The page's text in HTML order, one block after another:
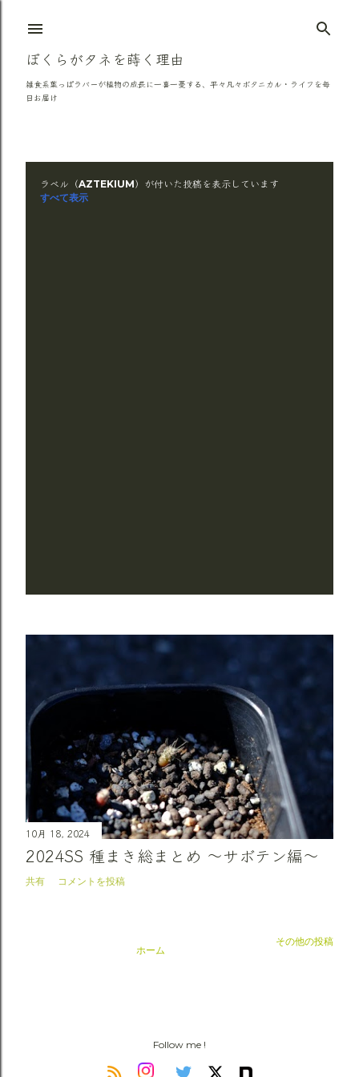
スキップしてメイン コンテンツに移動
ぼくらがタネを蒔く理由
雑食系葉っぱラバーが植物の成長に一喜一憂する、平々凡々ボタニカル・ライフを毎
日お届け
投
ラベル（AZTEKIUM）が付いた投稿を表示しています
すべて表示
10月 18, 2024
2024SS 種まき総まとめ 〜サボテン編〜
共有 コメントを投稿
ホーム
その他の投稿
Follow me !